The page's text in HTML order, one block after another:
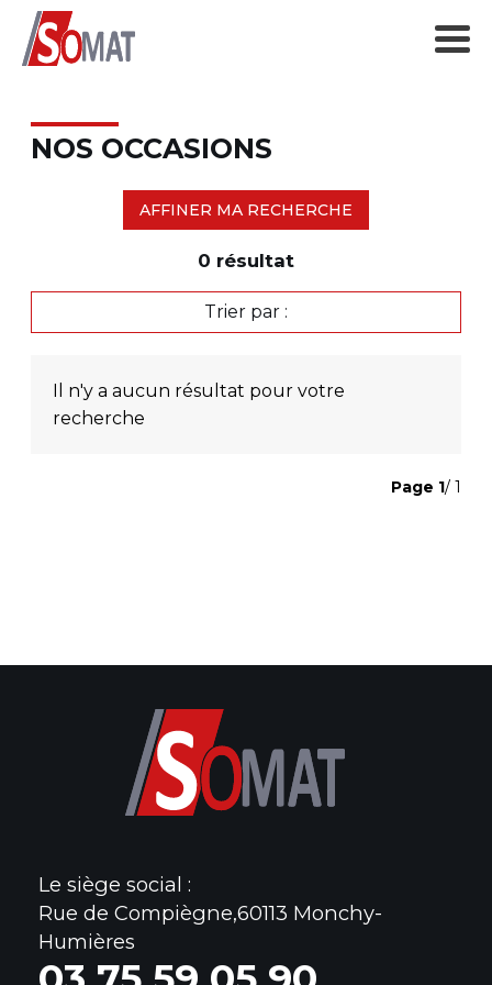
NOS OCCASIONS
AFFINER MA RECHERCHE
0 résultat
Trier par :
Il n'y a aucun résultat pour votre
recherche
Page 1/ 1
Le siège social :
Rue de Compiègne,60113 Monchy-
Humières